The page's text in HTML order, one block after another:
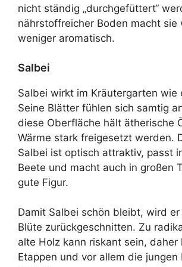
nicht ständig „durchgefüttert“
nährstoffreicher Boden macht sie
weniger aromatisch.
Salbei
Salbei wirkt im Kräutergarten wie
Seine Blätter fühlen sich samtig
diese Oberfläche hält ätherische
Wärme stark freigesetzt werden.
Salbei ist optisch attraktiv, passt
Beete und macht auch in großen
gute Figur.
Damit Salbei schön bleibt, wird
Blüte zurückgeschnitten. Zu
alte Holz kann riskant sein, daher
Etappen und vor allem die jungen